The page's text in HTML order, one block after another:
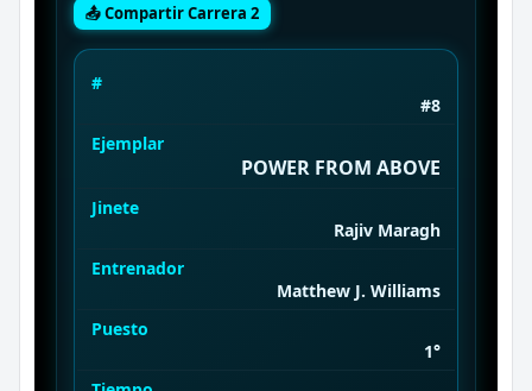
📤 Compartir Carrera 2
#
#8
Ejemplar
POWER FROM ABOVE
Jinete
Rajiv Maragh
Entrenador
Matthew J. Williams
Puesto
1°